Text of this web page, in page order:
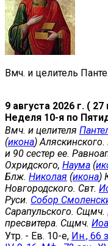
Вмч. и целитель
9 августа 2026 г. (
Неделя 10-я по
Вмч. и целителя
(икона) Аляскинского.
и 90 сестер ее.
Охридского, Наума (
Блж. Николая (икона)
Новгородского. Свт.
Руси. Собор
Сарапульского. Сщмч.
пресвитера. Сщмч.
Утр. - Ев. 10-е, Ин., 66